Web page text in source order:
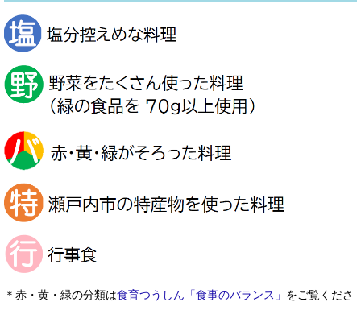
＊赤・黄・緑の分類は食育つうしん「食事のバランス」 をご覧くださ